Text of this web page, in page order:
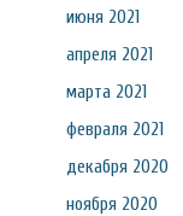
июня 2021
апреля 2021
марта 2021
февраля 2021
декабря 2020
ноября 2020